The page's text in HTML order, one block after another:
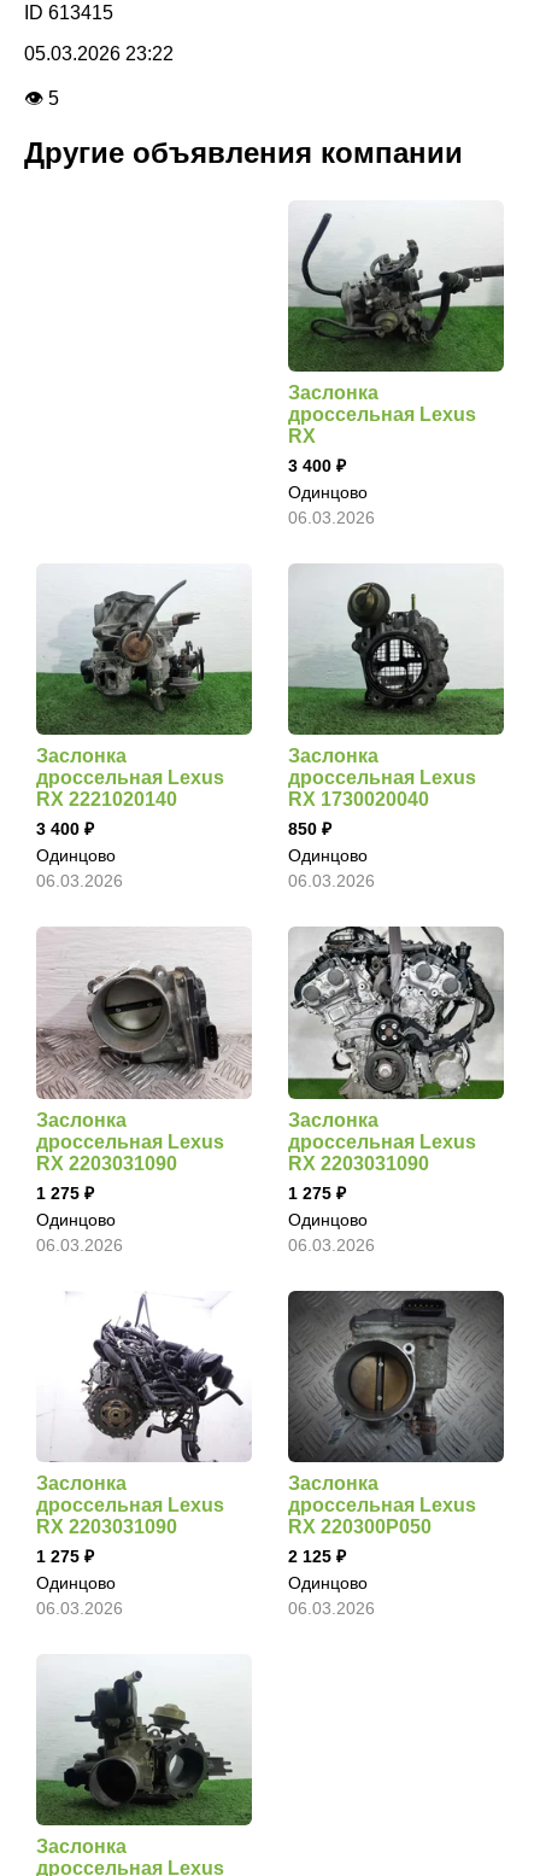
ID 613415
05.03.2026 23:22
👁 5
Другие объявления компании
Заслонка
дроссельная Lexus
RX
3 400
Одинцово
06.03.2026
Заслонка
дроссельная Lexus
RX 2221020140
3 400
Одинцово
06.03.2026
Заслонка
дроссельная Lexus
RX 1730020040
850
Одинцово
06.03.2026
Заслонка
дроссельная Lexus
RX 2203031090
1 275
Одинцово
06.03.2026
Заслонка
дроссельная Lexus
RX 2203031090
1 275
Одинцово
06.03.2026
Заслонка
дроссельная Lexus
RX 2203031090
1 275
Одинцово
06.03.2026
Заслонка
дроссельная Lexus
RX 220300P050
2 125
Одинцово
06.03.2026
Заслонка
дроссельная Lexus